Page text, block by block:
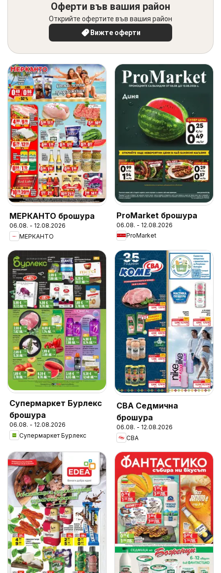
Оферти във вашия район
Открийте офертите във вашия район
Вижте оферти
МЕРКАНТО брошура
06.08. - 12.08.2026
МЕРКАНТО
ProMarket брошура
06.08. - 12.08.2026
ProMarket
Супермаркет Бурлекс
брошура
06.08. - 12.08.2026
Супермаркет Бурлекс
CBA Седмична
брошура
06.08. - 12.08.2026
CBA